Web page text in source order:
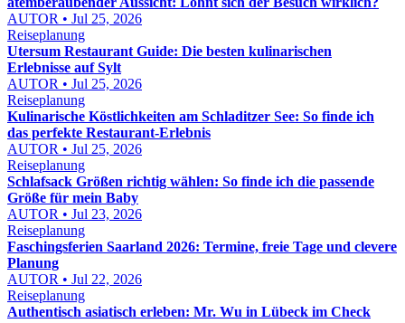
AUTOR • Jul 25, 2026
Reiseplanung
Utersum Restaurant Guide: Die besten kulinarischen
Erlebnisse auf Sylt
AUTOR • Jul 25, 2026
Reiseplanung
Kulinarische Köstlichkeiten am Schladitzer See: So finde ich
das perfekte Restaurant-Erlebnis
AUTOR • Jul 25, 2026
Reiseplanung
Schlafsack Größen richtig wählen: So finde ich die passende
Größe für mein Baby
AUTOR • Jul 23, 2026
Reiseplanung
Faschingsferien Saarland 2026: Termine, freie Tage und clevere
Planung
AUTOR • Jul 22, 2026
Reiseplanung
Authentisch asiatisch erleben: Mr. Wu in Lübeck im Check